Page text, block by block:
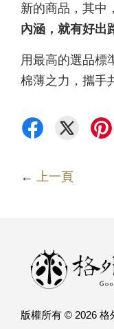
新的商品，其中
內涵，就有好出
用最高的選品標
棉薄之力，攜手
← 上一頁
版權所有 © 2026 格